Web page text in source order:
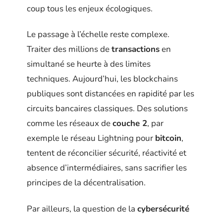
coup tous les enjeux écologiques.
Le passage à l’échelle reste complexe.
Traiter des millions detransactionsen
simultané se heurte à des limites
techniques. Aujourd’hui, les blockchains
publiques sont distancées en rapidité par les
circuits bancaires classiques. Des solutions
comme les réseaux decouche 2, par
exemple le réseau Lightning pour bitcoin,
tentent de réconcilier sécurité, réactivité et
absence d’intermédiaires, sans sacrifier les
principes de la décentralisation.
Par ailleurs, la question de la cybersécurité